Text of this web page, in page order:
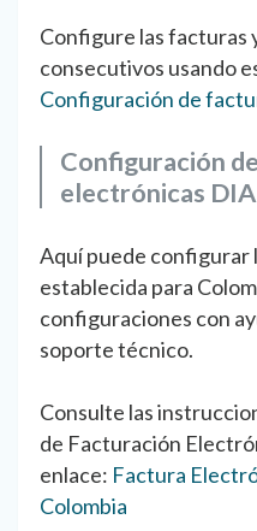
Configure las facturas
consecutivos usando
Configuración de
Configuración
electrónicas
Aquí puede
establecida para
configuraciones con
soporte técnico.
Consulte las
de Facturación
enlace: Factura
Colombia